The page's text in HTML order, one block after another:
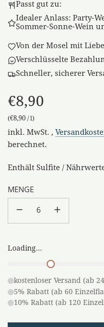
Passt gut zu:
Idealer Anlass: Party-
Sommer-Sonne-Wein
Von der Mosel mit Liebe
Verschlüsselte
Schneller, sicherer
Sonderpreis
Regulärer
Preis
€8,90
(€8,90 / l)
inkl. MwSt. ,
berechnet.
Enthält Sulfite /
MENGE
Loading...
kostenloser Versand (ab
5% Rabatt (ab 60
10% Rabatt (ab 120